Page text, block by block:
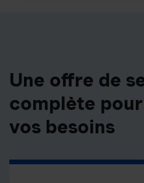
Une offre de
complète
vos besoins